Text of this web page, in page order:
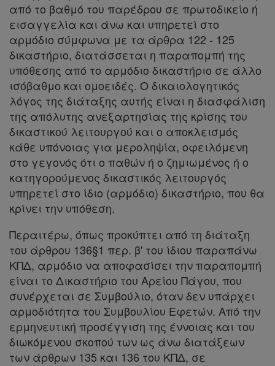
Πολιτική
απορρήτου
και
cookies
Απόκτηση
Συνδρομής
Ατομική
συνδρομή
Ομαδικά
πακέτα
Παροχές
σε
συνδρομητές
από το βαθμό του παρέδρου σε πρωτοδικείο ή
εισαγγελία και άνω και υπηρετεί στο
αρμόδιο σύμφωνα με τα άρθρα 122 - 125
δικαστήριο, διατάσσεται η παραπομπή της
υπόθεσης από το αρμόδιο δικαστήριο σε άλλο
ισόβαθμο και ομοειδές. Ο δικαιολογητικός
λόγος της διάταξης αυτής είναι η διασφάλιση
της απόλυτης ανεξαρτησίας της κρίσης του
δικαστικού λειτουργού και ο αποκλεισμός
κάθε υπόνοιας για μεροληψία, οφειλόμενη
στο γεγονός ότι ο παθών ή ο ζημιωμένος ή ο
κατηγορούμενος δικαστικός λειτουργός
υπηρετεί στο ίδιο (αρμόδιο) δικαστήριο, που θα
κρίνει την υπόθεση.
Περαιτέρω, όπως προκύπτει από τη διάταξη
του άρθρου 136§1 περ. β' του ίδιου παραπάνω
ΚΠΔ, αρμόδιο να αποφασίσει την παραπομπή
είναι το Δικαστήριο του Αρείου Πάγου, που
συνέρχεται σε Συμβούλιο, όταν δεν υπάρχει
αρμοδιότητα του Συμβουλίου Εφετών. Από την
ερμηνευτική προσέγγιση της έννοιας και του
διωκόμενου σκοπού των ως άνω διατάξεων
των άρθρων 135 και 136 του ΚΠΔ, σε